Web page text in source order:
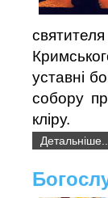
уставні
собору
кліру.
Детальніше...